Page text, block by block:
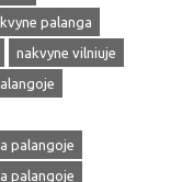
palanga
nakvyne vilniuje
palangoje
palangoje